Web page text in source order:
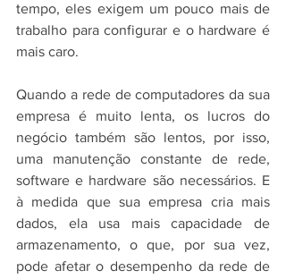
tempo, eles exigem um pouco mais de
trabalho para configurar e o hardware é
mais caro.
Quando a rede de computadores da sua
empresa é muito lenta, os lucros do
negócio também são lentos, por isso,
uma manutenção constante de rede,
software e hardware são necessários. E
à medida que sua empresa cria mais
dados, ela usa mais capacidade de
armazenamento, o que, por sua vez,
pode afetar o desempenho da rede de